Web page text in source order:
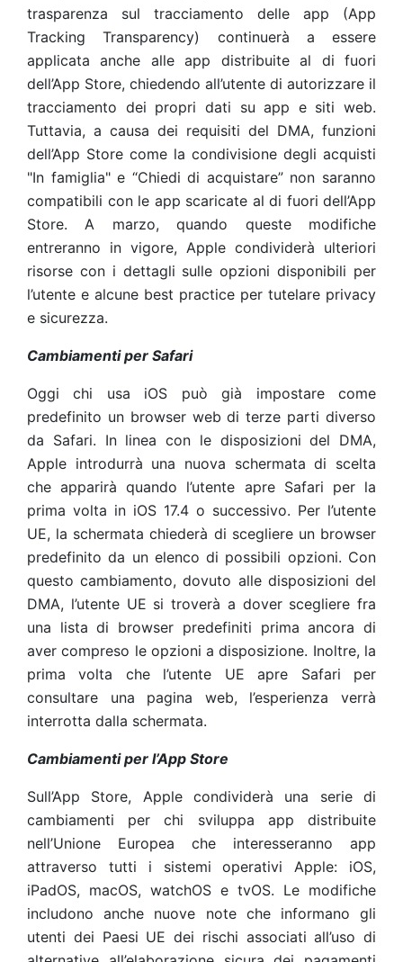
trasparenza sul tracciamento delle app (App
Tracking Transparency) continuerà a essere
applicata anche alle app distribuite al di fuori
dell’App Store, chiedendo all’utente di autorizzare il
tracciamento dei propri dati su app e siti web.
Tuttavia, a causa dei requisiti del DMA, funzioni
dell’App Store come la condivisione degli acquisti
"In famiglia" e “Chiedi di acquistare” non saranno
compatibili con le app scaricate al di fuori dell’App
Store. A marzo, quando queste modifiche
entreranno in vigore, Apple condividerà ulteriori
risorse con i dettagli sulle opzioni disponibili per
l’utente e alcune best practice per tutelare privacy
e sicurezza.
Cambiamenti per Safari
Oggi chi usa iOS può già impostare come
predefinito un browser web di terze parti diverso
da Safari. In linea con le disposizioni del DMA,
Apple introdurrà una nuova schermata di scelta
che apparirà quando l’utente apre Safari per la
prima volta in iOS 17.4 o successivo. Per l’utente
UE, la schermata chiederà di scegliere un browser
predefinito da un elenco di possibili opzioni. Con
questo cambiamento, dovuto alle disposizioni del
DMA, l’utente UE si troverà a dover scegliere fra
una lista di browser predefiniti prima ancora di
aver compreso le opzioni a disposizione. Inoltre, la
prima volta che l’utente UE apre Safari per
consultare una pagina web, l’esperienza verrà
interrotta dalla schermata.
Cambiamenti per l’App Store
Sull’App Store, Apple condividerà una serie di
cambiamenti per chi sviluppa app distribuite
nell’Unione Europea che interesseranno app
attraverso tutti i sistemi operativi Apple: iOS,
iPadOS, macOS, watchOS e tvOS. Le modifiche
includono anche nuove note che informano gli
utenti dei Paesi UE dei rischi associati all’uso di